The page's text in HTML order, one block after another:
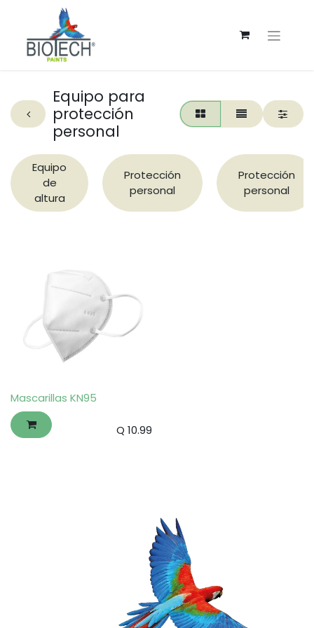
Equipo para
protección
personal
Equipo
de
altura
Protección
personal
Protección
personal
Mascarillas KN95
Q 10.99